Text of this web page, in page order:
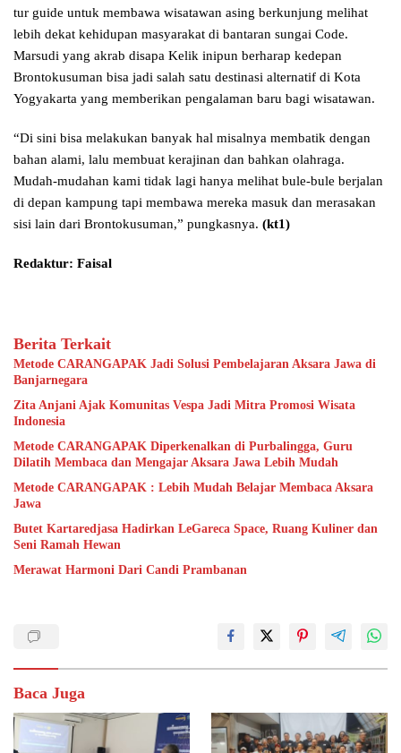
tur guide untuk membawa wisatawan asing berkunjung melihat
lebih dekat kehidupan masyarakat di bantaran sungai Code.
Marsudi yang akrab disapa Kelik inipun berharap kedepan
Brontokusuman bisa jadi salah satu destinasi alternatif di Kota
Yogyakarta yang memberikan pengalaman baru bagi wisatawan.
“Di sini bisa melakukan banyak hal misalnya membatik dengan
bahan alami, lalu membuat kerajinan dan bahkan olahraga.
Mudah-mudahan kami tidak lagi hanya melihat bule-bule berjalan
di depan kampung tapi membawa mereka masuk dan merasakan
sisi lain dari Brontokusuman,” pungkasnya. (kt1)
Redaktur: Faisal
Berita Terkait
Metode CARANGAPAK Jadi Solusi Pembelajaran Aksara Jawa di
Banjarnegara
Zita Anjani Ajak Komunitas Vespa Jadi Mitra Promosi Wisata
Indonesia
Metode CARANGAPAK Diperkenalkan di Purbalingga, Guru
Dilatih Membaca dan Mengajar Aksara Jawa Lebih Mudah
Metode CARANGAPAK : Lebih Mudah Belajar Membaca Aksara
Jawa
Butet Kartaredjasa Hadirkan LeGareca Space, Ruang Kuliner dan
Seni Ramah Hewan
Merawat Harmoni Dari Candi Prambanan
Baca Juga